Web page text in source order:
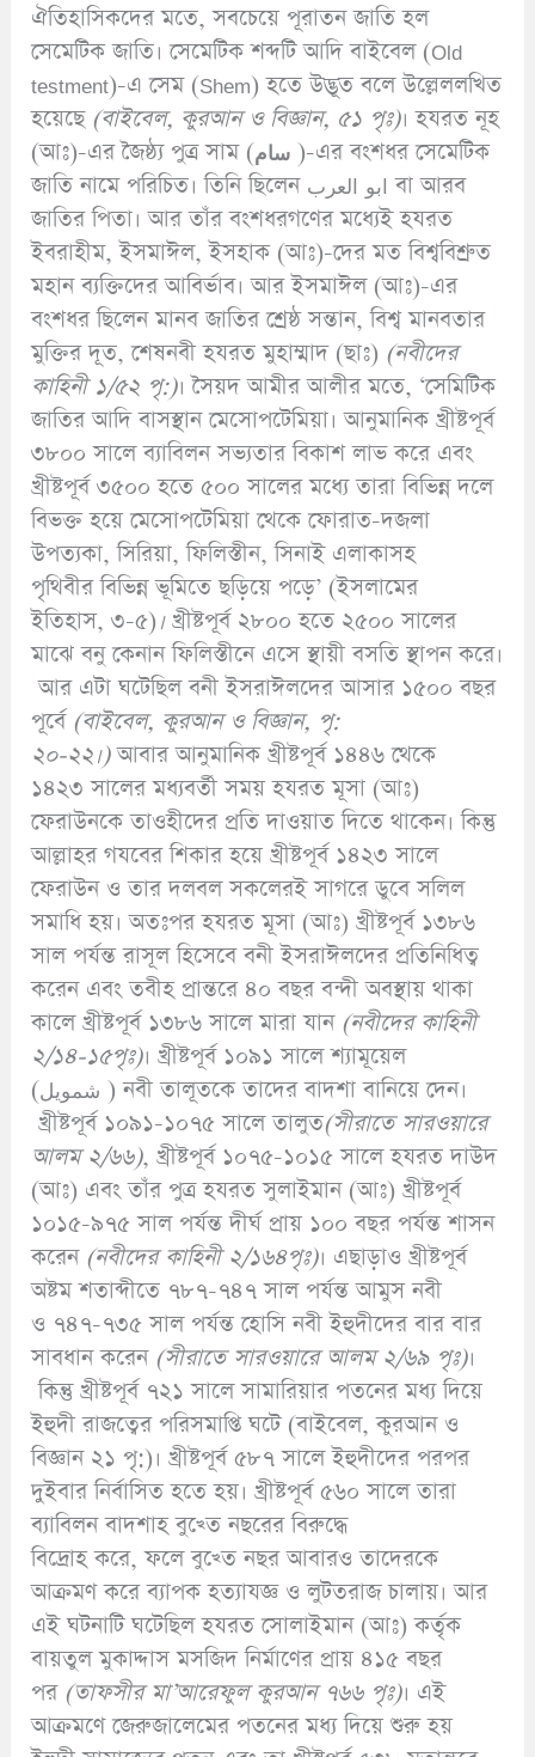
ঐতিহাসিকদের মতে, সবচেয়ে পূরাতন জাতি হল
সেমেটিক জাতি। সেমেটিক শব্দটি আদি বাইবেল (Old
testment)-এ সেম (Shem) হতে উদ্ভূত বলে উল্লেললখিত
হয়েছে (বাইবেল, কুরআন ও বিজ্ঞান, ৫১ পৃঃ)। হযরত নূহ
(আঃ)-এর জৈষ্ঠ্য পুত্র সাম (سام )-এর বংশধর সেমেটিক
জাতি নামে পরিচিত। তিনি ছিলেন ابو العرب বা আরব
জাতির পিতা। আর তাঁর বংশধরগণের মধ্যেই হযরত
ইবরাহীম, ইসমাঈল, ইসহাক (আঃ)-দের মত বিশ্ববিশ্রুত
মহান ব্যক্তিদের আবির্ভাব। আর ইসমাঈল (আঃ)-এর
বংশধর ছিলেন মানব জাতির শ্রেষ্ঠ সন্তান, বিশ্ব মানবতার
মুক্তির দূত, শেষনবী হযরত মুহাম্মাদ (ছাঃ) (নবীদের
কাহিনী ১/৫২ পৃ:)। সৈয়দ আমীর আলীর মতে, ‘সেমিটিক
জাতির আদি বাসস্থান মেসোপটেমিয়া। আনুমানিক খ্রীষ্টপূর্ব
৩৮০০ সালে ব্যাবিলন সভ্যতার বিকাশ লাভ করে এবং
খ্রীষ্টপূর্ব ৩৫০০ হতে ৫০০ সালের মধ্যে তারা বিভিন্ন দলে
বিভক্ত হয়ে মেসোপটেমিয়া থেকে ফোরাত-দজলা
উপত্যকা, সিরিয়া, ফিলিস্তীন, সিনাই এলাকাসহ
পৃথিবীর বিভিন্ন ভূমিতে ছড়িয়ে পড়ে’ (ইসলামের
ইতিহাস, ৩-৫)।খ্রীষ্টপূর্ব ২৮০০ হতে ২৫০০ সালের
মাঝে বনু কেনান ফিলিস্তীনে এসে স্থায়ী বসতি স্থাপন করে।
আর এটা ঘটেছিল বনী ইসরাঈলদের আসার ১৫০০ বছর
পূর্বে (বাইবেল, কুরআন ও বিজ্ঞান, পৃ:
২০-২২।)আবার আনুমানিক খ্রীষ্টপূর্ব ১৪৪৬ থেকে
১৪২৩ সালের মধ্যবর্তী সময় হযরত মূসা (আঃ)
ফেরাউনকে তাওহীদের প্রতি দাওয়াত দিতে থাকেন। কিন্তু
আল্লাহর গযবের শিকার হয়ে খ্রীষ্টপূর্ব ১৪২৩ সালে
ফেরাউন ও তার দলবল সকলেরই সাগরে ডুবে সলিল
সমাধি হয়। অতঃপর হযরত মূসা (আঃ) খ্রীষ্টপূর্ব ১৩৮৬
সাল পর্যন্ত রাসূল হিসেবে বনী ইসরাঈলদের প্রতিনিধিত্ব
করেন এবং তবীহ প্রান্তরে ৪০ বছর বন্দী অবস্থায় থাকা
কালে খ্রীষ্টপূর্ব ১৩৮৬ সালে মারা যান (নবীদের কাহিনী
২/১৪-১৫পৃঃ)। খ্রীষ্টপূর্ব ১০৯১ সালে শ্যামূয়েল
(شمويل ) নবী তালূতকে তাদের বাদশা বানিয়ে দেন।
খ্রীষ্টপূর্ব ১০৯১-১০৭৫ সালে তালুত(সীরাতে সারওয়ারে
আলম ২/৬৬), খ্রীষ্টপূর্ব ১০৭৫-১০১৫ সালে হযরত দাউদ
(আঃ) এবং তাঁর পুত্র হযরত সুলাইমান (আঃ) খ্রীষ্টপূর্ব
১০১৫-৯৭৫ সাল পর্যন্ত দীর্ঘ প্রায় ১০০ বছর পর্যন্ত শাসন
করেন (নবীদেরকাহিনী ২/১৬৪পৃঃ)। এছাড়াও খ্রীষ্টপূর্ব
অষ্টম শতাব্দীতে ৭৮৭-৭৪৭ সাল পর্যন্ত আমুস নবী
ও ৭৪৭-৭৩৫ সাল পর্যন্ত হোসি নবী ইহুদীদের বার বার
সাবধান করেন (সীরাতে সারওয়ারে আলম ২/৬৯ পৃঃ)।
কিন্তু খ্রীষ্টপূর্ব ৭২১ সালে সামারিয়ার পতনের মধ্য দিয়ে
ইহুদী রাজত্বের পরিসমাপ্তি ঘটে (বাইবেল, কুরআন ও
বিজ্ঞান ২১ পৃ:)। খ্রীষ্টপূর্ব ৫৮৭ সালে ইহুদীদের পরপর
দুইবার নির্বাসিত হতে হয়। খ্রীষ্টপূর্ব ৫৬০ সালে তারা
ব্যাবিলন বাদশাহ বুখ্তে নছরের বিরুদ্ধে
বিদ্রোহ করে, ফলে বুখ্তে নছর আবারও তাদেরকে
আক্রমণ করে ব্যাপক হত্যাযজ্ঞ ও লুটতরাজ চালায়। আর
এই ঘটনাটি ঘটেছিল হযরত সোলাইমান (আঃ) কর্তৃক
বায়তুল মুকাদ্দাস মসজিদ নির্মাণের প্রায় ৪১৫ বছর
পর (তাফসীরমা’আরেফুল কুরআন ৭৬৬ পৃঃ)। এই
আক্রমণে জেরুজালেমের পতনের মধ্য দিয়ে শুরু হয়